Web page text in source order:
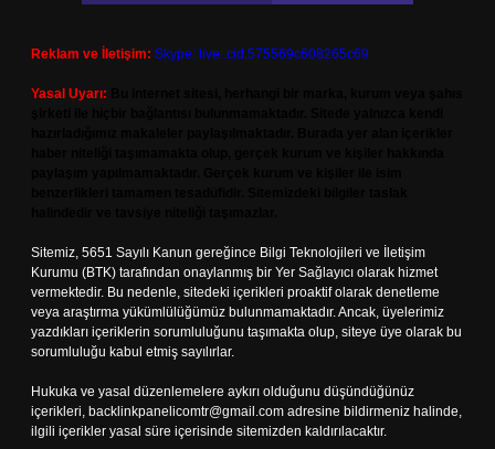
Reklam ve İletişim: Skype: live:.cid.575569c608265c69
Yasal Uyarı:
Sitemiz, 5651 Sayılı Kanun gereğince Bilgi Teknolojileri ve İletişim
Kurumu (BTK) tarafından onaylanmış bir Yer Sağlayıcı olarak hizmet
vermektedir. Bu nedenle, sitedeki içerikleri proaktif olarak denetleme
veya araştırma yükümlülüğümüz bulunmamaktadır. Ancak, üyelerimiz
yazdıkları içeriklerin sorumluluğunu taşımakta olup, siteye üye olarak bu
sorumluluğu kabul etmiş sayılırlar.
Hukuka ve yasal düzenlemelere aykırı olduğunu düşündüğünüz
içerikleri, backlinkpanelicomtr@gmail.com adresine bildirmeniz halinde,
ilgili içerikler yasal süre içerisinde sitemizden kaldırılacaktır.